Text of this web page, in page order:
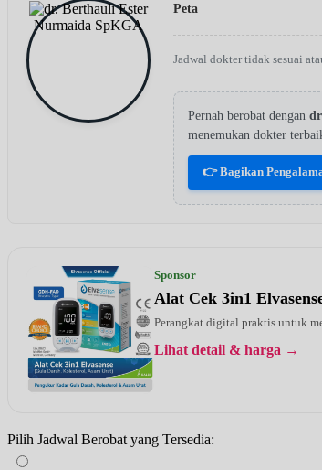
Peta
Jadwal dokter tidak sesuai
Pernah berobat dengan
menemukan dokter
👉 Bagikan
Sponsor
Alat Cek 3in1
Perangkat digital praktis untuk
Lihat detail & harga →
Pilih Jadwal Berobat yang Tersedia: